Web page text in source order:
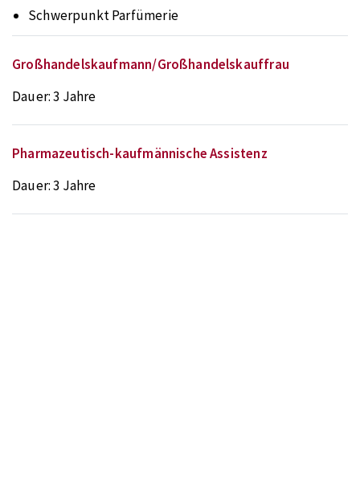
Schwerpunkt Parfümerie
Großhandelskaufmann/Großhandelskauffrau
Dauer:3 Jahre
Pharmazeutisch-kaufmännische Assistenz
Dauer:3 Jahre